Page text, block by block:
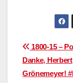
1800-15 –
Danke, Herbert
Grönemeyer!